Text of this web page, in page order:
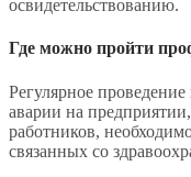
освидетельствованию.
Где можно пройти
Регулярное
аварии на
работников,
связанных со